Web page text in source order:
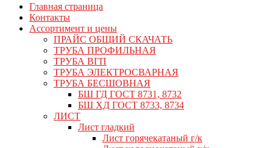
Главная страница
Контакты
Ассортимент и цены
ПРАЙС ОБЩИЙ СКАЧАТЬ
ТРУБА ПРОФИЛЬНАЯ
ТРУБА ВГП
ТРУБА ЭЛЕКТРОСВАРНАЯ
ТРУБА БЕСШОВНАЯ
БШ ГД ГОСТ 8731, 8732
БШ ХД ГОСТ 8733, 8734
ЛИСТ
Лист гладкий
Лист горячекатаный г/к